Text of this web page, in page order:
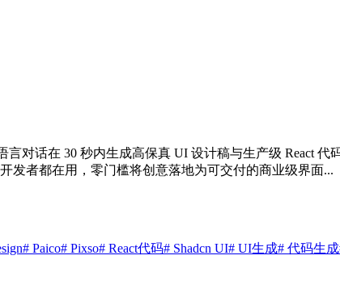
对话在 30 秒内生成高保真 UI 设计稿与生产级 React
发者都在用，零门槛将创意落地为可交付的商业级界面...
# Paico# Pixso# React代码# Shadcn UI# UI生成# 代码生成